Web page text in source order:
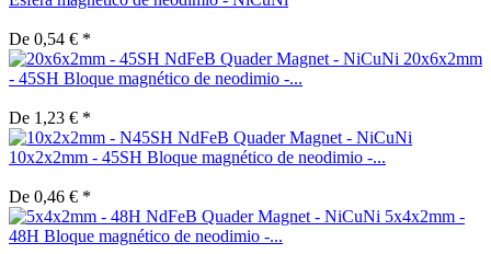
De 0,54 € *
20x6x2mm
- 45SH Bloque magnético de neodimio -...
De 1,23 € *
10x2x2mm - 45SH Bloque magnético de neodimio -...
De 0,46 € *
5x4x2mm -
48H Bloque magnético de neodimio -...